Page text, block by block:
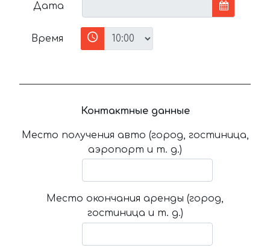
Дата
Время
Контактные данные
Место получения авто (город, гостиница,
аэропорт и т. д.)
Место окончания аренды (город,
гостиница и т. д.)